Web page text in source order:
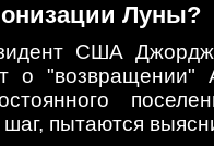
Луны?
США
о "возвращении"
пытаются